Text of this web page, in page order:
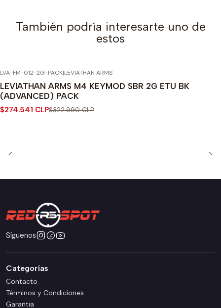
También podría interesarte uno de
estos
LVA-FM-012-2G-PACK|LEVIATHAN ARMS
LEVIATHAN ARMS M4 KEYMOD SBR 2G ETU BK
(ADVANCED) PACK
$274.541 CLP$322.990 CLP
Síguenos
Categorías
Contacto
Términos y Condiciones
Garantia